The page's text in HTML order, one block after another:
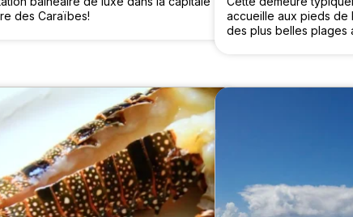
des Caraïbes!
accueille aux pieds de
des plus belles plages